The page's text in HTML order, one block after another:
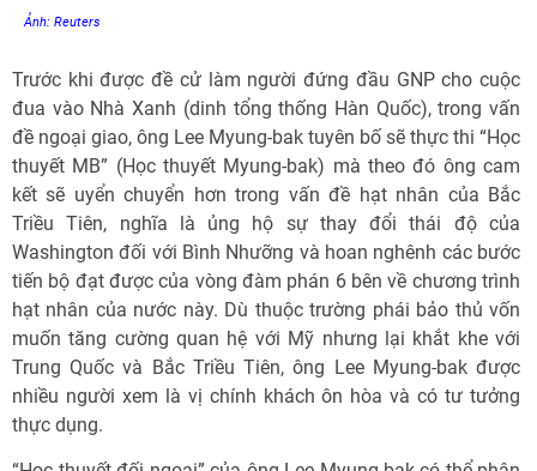
Ảnh: Reuters
Trước khi được đề cử làm người đứng đầu GNP cho cuộc
đua vào Nhà Xanh (dinh tổng thống Hàn Quốc), trong vấn
đề ngoại giao, ông Lee Myung-bak tuyên bố sẽ thực thi “Học
thuyết MB” (Học thuyết Myung-bak) mà theo đó ông cam
kết sẽ uyển chuyển hơn trong vấn đề hạt nhân của Bắc
Triều Tiên, nghĩa là ủng hộ sự thay đổi thái độ của
Washington đối với Bình Nhưỡng và hoan nghênh các bước
tiến bộ đạt được của vòng đàm phán 6 bên về chương trình
hạt nhân của nước này. Dù thuộc trường phái bảo thủ vốn
muốn tăng cường quan hệ với Mỹ nhưng lại khắt khe với
Trung Quốc và Bắc Triều Tiên, ông Lee Myung-bak được
nhiều người xem là vị chính khách ôn hòa và có tư tưởng
thực dụng.